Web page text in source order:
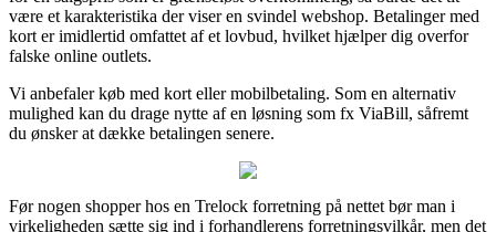
være et karakteristika der viser en svindel webshop. Betalinger med
kort er imidlertid omfattet af et lovbud, hvilket hjælper dig overfor
falske online outlets.
Vi anbefaler køb med kort eller mobilbetaling. Som en alternativ
mulighed kan du drage nytte af en løsning som fx ViaBill, såfremt
du ønsker at dække betalingen senere.
Før nogen shopper hos en Trelock forretning på nettet bør man i
virkeligheden sætte sig ind i forhandlerens forretningsvilkår, men det